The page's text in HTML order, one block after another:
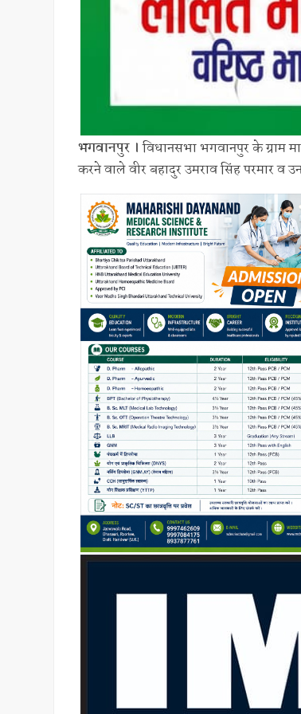
भगवानपुर ।विधानसभा भगवानपुर के ग्राम
करने वाले वीर बहादुर उमराव सिंह परमार व